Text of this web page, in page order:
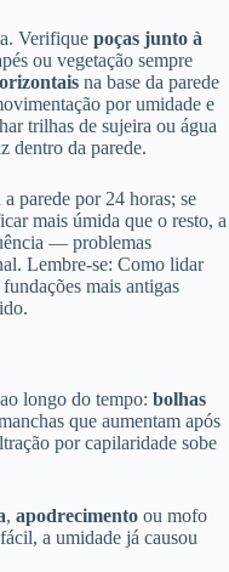
Verifique poças junto à
ou vegetação sempre
na base da parede
por umidade e
trilhas de sujeira ou água
dentro da parede.
parede por 24 horas; se
mais úmida que o resto, a
— problemas
Lembre-se: Como lidar
mais antigas
longo do tempo: bolhas
que aumentam após
por capilaridade sobe
, apodrecimento ou mofo
a umidade já causou